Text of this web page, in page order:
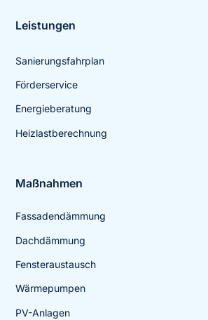
Leistungen
Sanierungsfahrplan
Förderservice
Energieberatung
Heizlastberechnung
Maßnahmen
Fassadendämmung
Dachdämmung
Fensteraustausch
Wärmepumpen
PV-Anlagen